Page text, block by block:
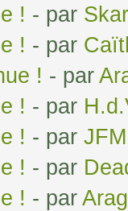
! - par
! - par
! - par
! - par
! - par JFM
! - par
! - par